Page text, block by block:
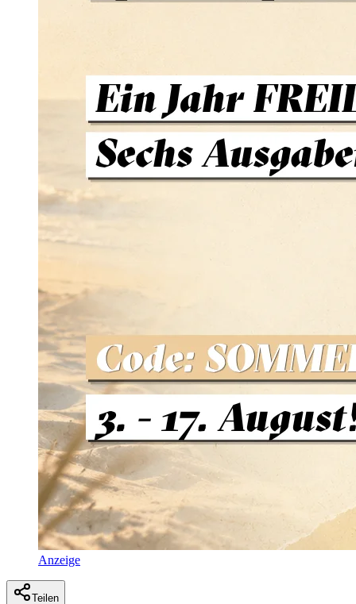
Anzeige
Teilen